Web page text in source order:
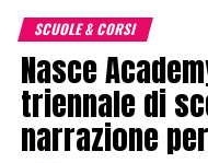
SCUOLE & CORSI
Nasce
triennale di
narrazione